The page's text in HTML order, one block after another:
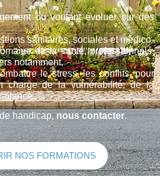
ou voulant évoluer sur des
sanitaires, sociales et médico-
de la santé, professionnels,
notamment,
le stress, les conflits, pour
charge de la vulnérabilité, de la
handicap, nous contacter.
NOS FORMATIONS